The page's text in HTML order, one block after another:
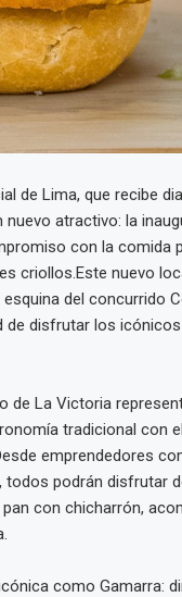
de Lima, que recibe
atractivo: la
con la comida
criollos.Este nuevo
del concurrido
de disfrutar los
de La Victoria
tradicional con
emprendedores
todos podrán disfrutar
con chicharrón,
como Gamarra: